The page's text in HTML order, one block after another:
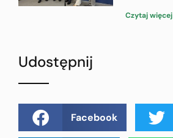
Czytaj więcej
Udostępnij
Facebook